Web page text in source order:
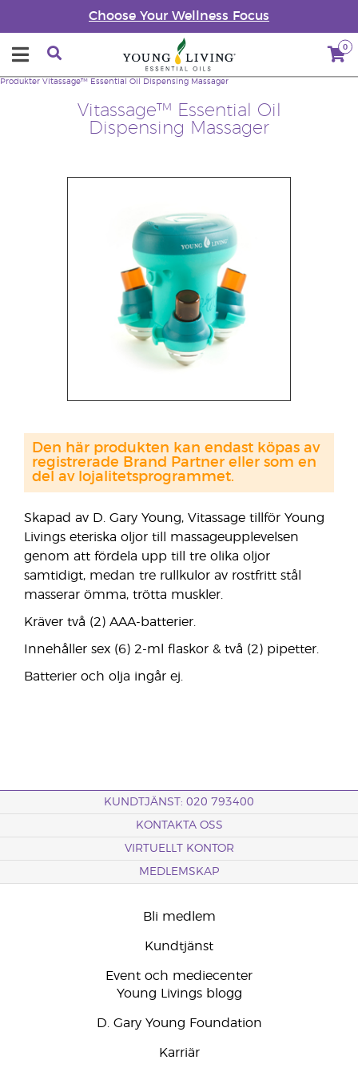
Choose Your Wellness Focus
0
Vitassage™ Essential Oil
Dispensing Massager
Produkter Vitassage™ Essential Oil Dispensing Massager
Skapad av D. Gary Young, Vitassage tillför Young
Livings eteriska oljor till massageupplevelsen
genom att fördela upp till tre olika oljor
samtidigt, medan tre rullkulor av rostfritt stål
masserar ömma, trötta muskler.
Kräver två (2) AAA-batterier.
Innehåller sex (6) 2-ml flaskor & två (2) pipetter.
Batterier och olja ingår ej.
Den här produkten kan endast köpas av
registrerade Brand Partner eller som en
del av lojalitetsprogrammet.
KUNDTJÄNST: 020 793400
KONTAKTA OSS
VIRTUELLT KONTOR
MEDLEMSKAP
Bli medlem
Kundtjänst
Event och mediecenter
Young Livings blogg
D. Gary Young Foundation
Karriär